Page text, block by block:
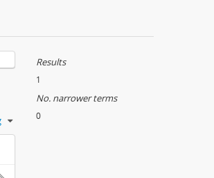
Results
1
No. narrower terms
0